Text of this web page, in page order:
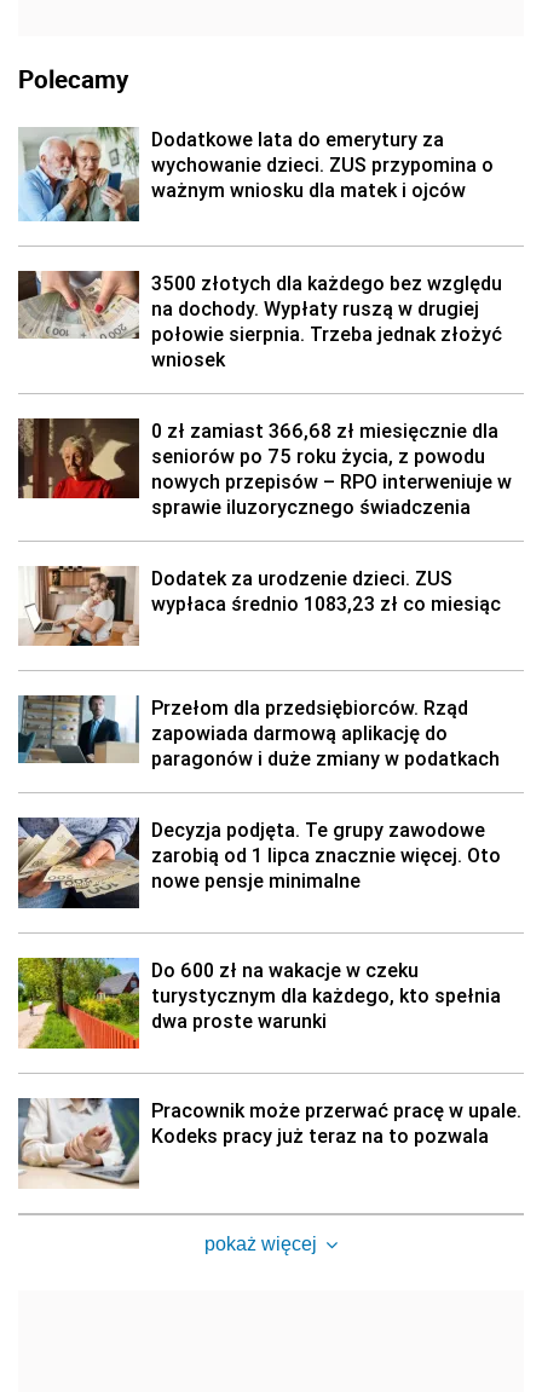
Polecamy
Dodatkowe lata do emerytury za
wychowanie dzieci. ZUS przypomina o
ważnym wniosku dla matek i ojców
3500 złotych dla każdego bez względu
na dochody. Wypłaty ruszą w drugiej
połowie sierpnia. Trzeba jednak złożyć
wniosek
0 zł zamiast 366,68 zł miesięcznie dla
seniorów po 75 roku życia, z powodu
nowych przepisów – RPO interweniuje w
sprawie iluzorycznego świadczenia
Dodatek za urodzenie dzieci. ZUS
wypłaca średnio 1083,23 zł co miesiąc
Przełom dla przedsiębiorców. Rząd
zapowiada darmową aplikację do
paragonów i duże zmiany w podatkach
Decyzja podjęta. Te grupy zawodowe
zarobią od 1 lipca znacznie więcej. Oto
nowe pensje minimalne
Do 600 zł na wakacje w czeku
turystycznym dla każdego, kto spełnia
dwa proste warunki
Pracownik może przerwać pracę w upale.
Kodeks pracy już teraz na to pozwala
pokaż więcej